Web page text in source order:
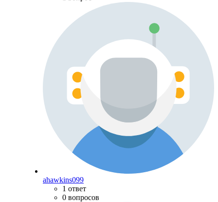
ahawkins099
1 ответ
0 вопросов